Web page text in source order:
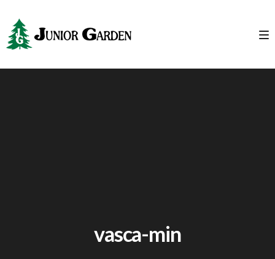
vasca-min